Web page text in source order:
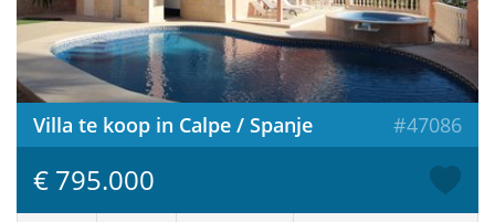
Villa te koop in Calpe / Spanje #47086
€ 795.000